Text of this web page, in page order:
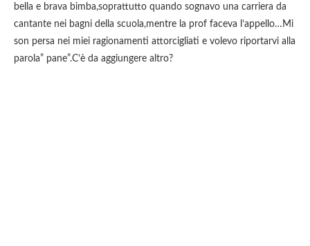
bella e brava bimba,soprattutto quando sognavo una carriera da
cantante nei bagni della scuola,mentre la prof faceva l’appello…Mi
son persa nei miei ragionamenti attorcigliati e volevo riportarvi alla
parola” pane”.C’è da aggiungere altro?